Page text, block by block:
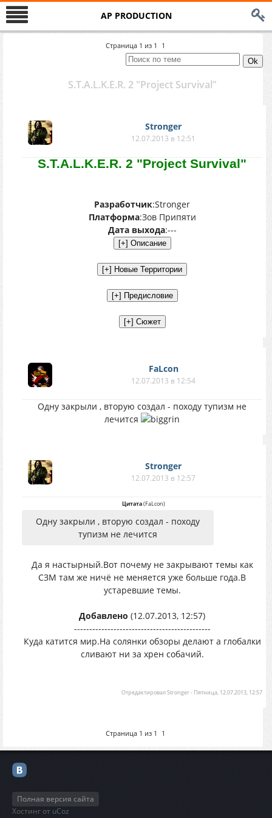
AP PRODUCTION
Страница 1 из 1 1
S.T.A.L.K.E.R. 2 "Project Survival"
Stronger
12.07.2013 в 12:51
S.T.A.L.K.E.R. 2 "Project Survival"
Разработчик:Stronger
Платформа:Зов Припяти
Дата выхода:---
FaLcon
12.07.2013 в 12:54
Одну закрыли , вторую создал - походу тупизм не
лечится
Stronger
12.07.2013 в 12:57
Цитата(FaLcon)
Одну закрыли , вторую создал - походу
тупизм не лечится
Да я настырный.Вот почему не закрывают темы как
СЗМ там же ничё не меняется уже больше года.В
устаревшие темы.
Добавлено (12.07.2013, 12:57)
---------------------------------------------
Куда катится мир.На солянки обзоры делают а глобалки
сливают ни за хрен собачий.
ОтредактировалStronger- Пятница, 12.07.2013, 12:57
Страница 1 из 1 1
Полная версия сайта
Хостинг от uCoz